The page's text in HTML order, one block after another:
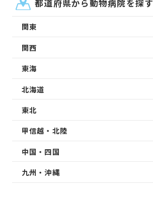
都道府県から動物病院を探す
関東
関西
東海
北海道
東北
甲信越・北陸
中国・四国
九州・沖縄